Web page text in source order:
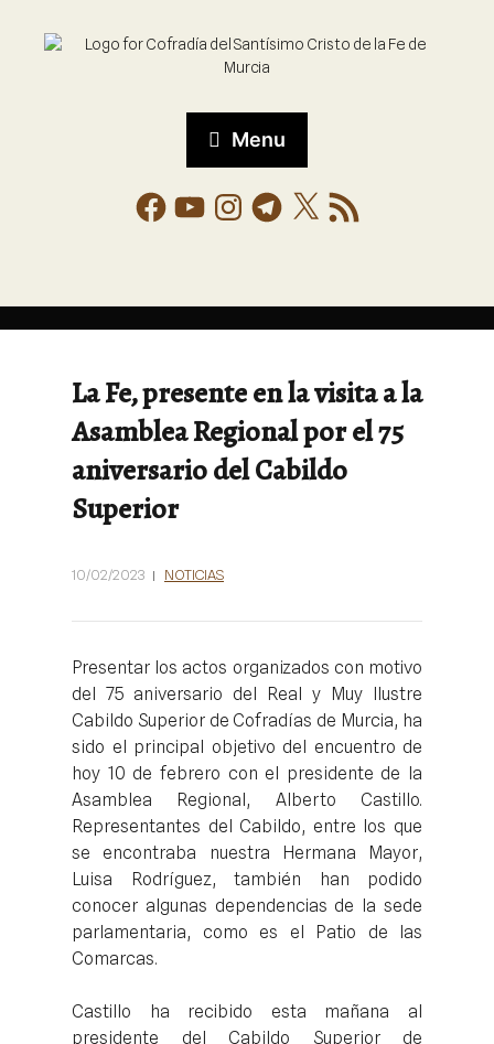
Menu
La Fe, presente en la visita a la
Asamblea Regional por el 75
aniversario del Cabildo
Superior
10/02/2023 NOTICIAS
Presentar los actos organizados con motivo
del 75 aniversario del Real y Muy Ilustre
Cabildo Superior de Cofradías de Murcia, ha
sido el principal objetivo del encuentro de
hoy 10 de febrero con el presidente de la
Asamblea Regional, Alberto Castillo.
Representantes del Cabildo, entre los que
se encontraba nuestra Hermana Mayor,
Luisa Rodríguez, también han podido
conocer algunas dependencias de la sede
parlamentaria, como es el Patio de las
Comarcas.
Castillo ha recibido esta mañana al
presidente del Cabildo Superior de